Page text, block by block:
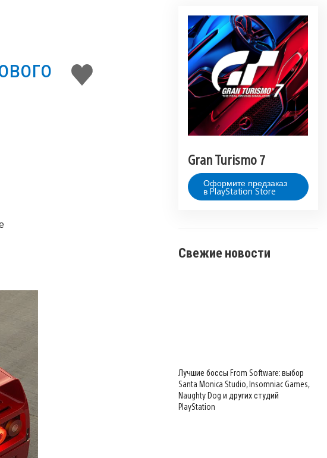
Поставить
лайк
Gran Turismo 7
Оформите предзаказ
в PlayStation Store
Свежие новости
Лучшие боссы From Software: выбор
Santa Monica Studio, Insomniac Games,
Naughty Dog и других студий
PlayStation